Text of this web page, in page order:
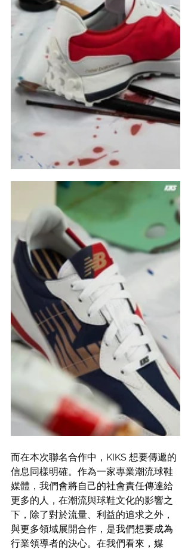
而在本次聯名合作中，KIKS 想要傳遞的
信息同樣明確。作為一家專業潮流球鞋
媒體，我們會將自己的社會責任傳達給
更多的人，在潮流與球鞋文化的影響之
下，除了對於流量、利益的追求之外，
與更多領域展開合作，是我們想要成為
行業領導者的決心。在我們看來，媒